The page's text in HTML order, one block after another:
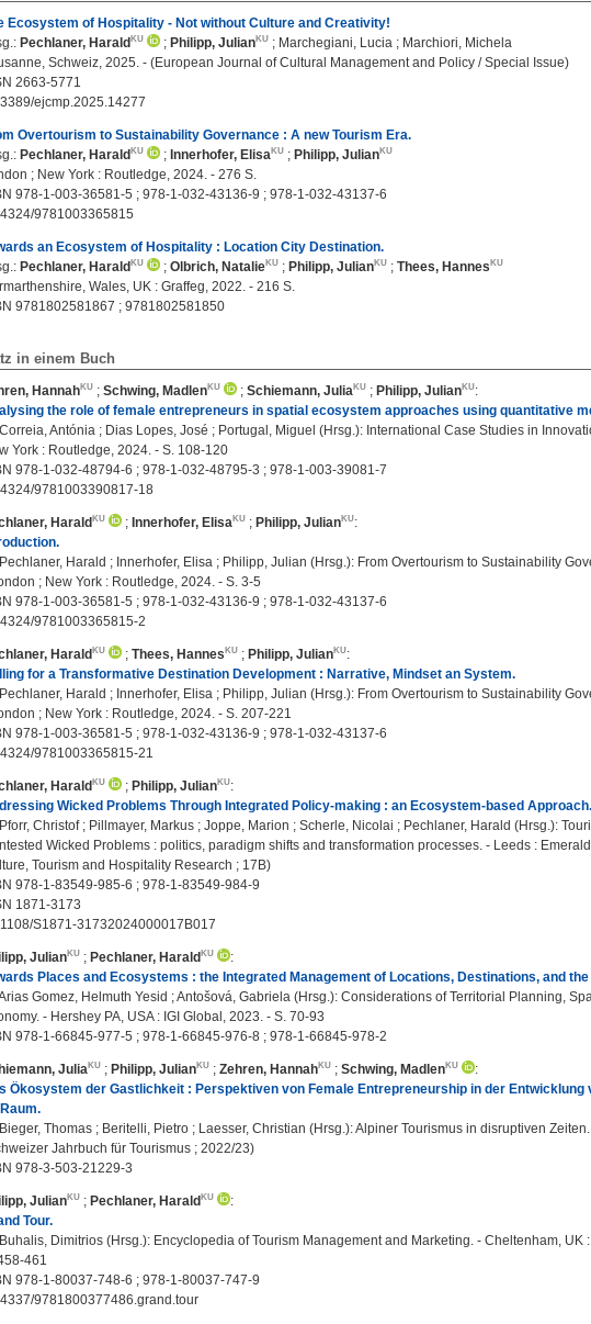
Ecosystem of Hospitality - Not without Culture and Creativity!
Pechlaner, Harald ; Philipp, Julian ; Marchegiani, Lucia ; Marchiori, Michela
Schweiz, 2025. - (European Journal of Cultural Management and Policy / Special Issue)
2663-5771
ejcmp.2025.14277
Overtourism to Sustainability Governance : A new Tourism Era.
Pechlaner, Harald ; Innerhofer, Elisa ; Philipp, Julian
; New York : Routledge, 2024. - 276 S.
978-1-003-36581-5 ; 978-1-032-43136-9 ; 978-1-032-43137-6
9781003365815
an Ecosystem of Hospitality : Location City Destination.
Pechlaner, Harald ; Olbrich, Natalie ; Philipp, Julian ; Thees, Hannes
Wales, UK : Graffeg, 2022. - 216 S.
9781802581867 ; 9781802581850
in einem Buch
Hannah ; Schwing, Madlen ; Schiemann, Julia ; Philipp, Julian
:
the role of female entrepreneurs in spatial ecosystem approaches using quantitative
Correia, Antónia ; Dias Lopes, José ; Portugal, Miguel (Hrsg.): International Case Studies in
York : Routledge, 2024. - S. 108-120
978-1-032-48794-6 ; 978-1-032-48795-3 ; 978-1-003-39081-7
9781003390817-18
Harald ; Innerhofer, Elisa ; Philipp, Julian
:
Pechlaner, Harald ; Innerhofer, Elisa ; Philipp, Julian (Hrsg.): From Overtourism to Sustainability
; New York : Routledge, 2024. - S. 3-5
978-1-003-36581-5 ; 978-1-032-43136-9 ; 978-1-032-43137-6
9781003365815-2
Harald ; Thees, Hannes ; Philipp, Julian
:
for a Transformative Destination Development : Narrative, Mindset an System.
Pechlaner, Harald ; Innerhofer, Elisa ; Philipp, Julian (Hrsg.): From Overtourism to Sustainability
; New York : Routledge, 2024. - S. 207-221
978-1-003-36581-5 ; 978-1-032-43136-9 ; 978-1-032-43137-6
9781003365815-21
Harald ; Philipp, Julian
:
Wicked Problems Through Integrated Policy-making : an Ecosystem-based Approach.
Pforr, Christof ; Pillmayer, Markus ; Joppe, Marion ; Scherle, Nicolai ; Pechlaner, Harald (Hrsg.):
Wicked Problems : politics, paradigm shifts and transformation processes. - Leeds :
Tourism and Hospitality Research ; 17B)
978-1-83549-985-6 ; 978-1-83549-984-9
1871-3173
S1871-31732024000017B017
Julian ; Pechlaner, Harald
:
Places and Ecosystems : the Integrated Management of Locations, Destinations, and
Gomez, Helmuth Yesid ; Antošová, Gabriela (Hrsg.): Considerations of Territorial Planning,
- Hershey PA, USA : IGI Global, 2023. - S. 70-93
978-1-66845-977-5 ; 978-1-66845-976-8 ; 978-1-66845-978-2
Julia ; Philipp, Julian ; Zehren, Hannah ; Schwing, Madlen
:
Ökosystem der Gastlichkeit : Perspektiven von Female Entrepreneurship in der
Bieger, Thomas ; Beritelli, Pietro ; Laesser, Christian (Hrsg.): Alpiner Tourismus in disruptiven
Jahrbuch für Tourismus ; 2022/23)
978-3-503-21229-3
Julian ; Pechlaner, Harald
:
Tour.
Buhalis, Dimitrios (Hrsg.): Encyclopedia of Tourism Management and Marketing. - Cheltenham,
461
978-1-80037-748-6 ; 978-1-80037-747-9
9781800377486.grand.tour